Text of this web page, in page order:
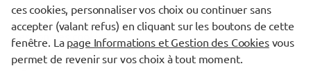
Données personnelles
Gestion des cookies
Vigilance fraude
ces cookies, personnaliser vos choix ou continuer sans
accepter (valant refus) en cliquant sur les boutons de cette
fenêtre. La page Informations et Gestion des Cookiesvous
permet de revenir sur vos choix à tout moment.